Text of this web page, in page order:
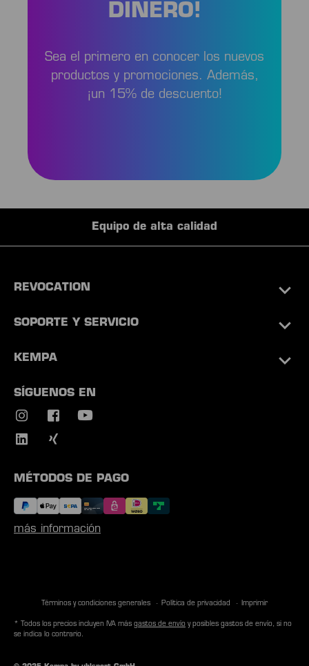
DINERO!
Sea el primero en conocer los nuevos
productos y promociones. Además,
¡un 15% de descuento!
Equipo de alta calidad
REVOCATION
SOPORTE Y SERVICIO
KEMPA
SÍGUENOS EN
MÉTODOS DE PAGO
más información
Términos y condiciones generales Política de privacidad Imprimir
* Todos los precios incluyen IVA más gastos de envío y posibles gastos de envío, si no
se indica lo contrario.